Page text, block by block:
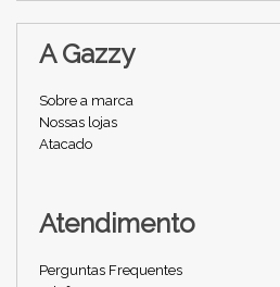
A Gazzy
Sobre a marca
Nossas lojas
Atacado
Atendimento
Perguntas Frequentes